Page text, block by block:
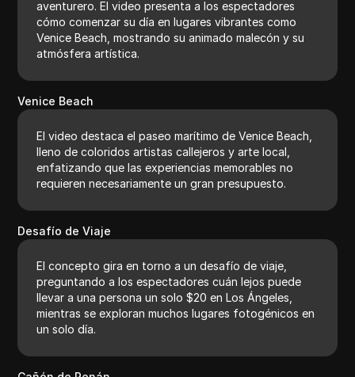
aventurero. El video presenta a los espectadores
cómo comenzar su día en lugares vibrantes como
Venice Beach, mostrando su animado malecón y su
atmósfera artística.
Venice Beach
El video destaca el paseo marítimo de Venice Beach,
lleno de coloridos artistas callejeros y arte local,
enfatizando que las experiencias memorables no
requieren necesariamente un gran presupuesto.
Desafío de Viaje
El concepto gira en torno a un desafío de viaje,
preguntando a los espectadores cuán lejos puede
llevar a una persona un solo $20 en Los Ángeles,
mientras se exploran muchos lugares fotogénicos en
un solo día.